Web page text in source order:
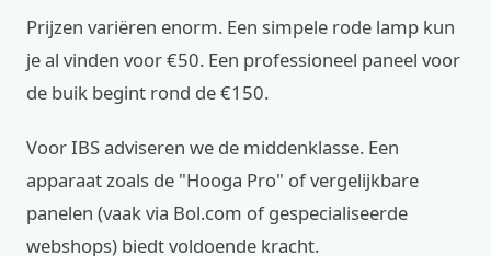
Prijzen variëren enorm. Een simpele rode lamp kun
je al vinden voor €50. Een professioneel paneel voor
de buik begint rond de €150.
Voor IBS adviseren we de middenklasse. Een
apparaat zoals de "Hooga Pro" of vergelijkbare
panelen (vaak via Bol.com of gespecialiseerde
webshops) biedt voldoende kracht.